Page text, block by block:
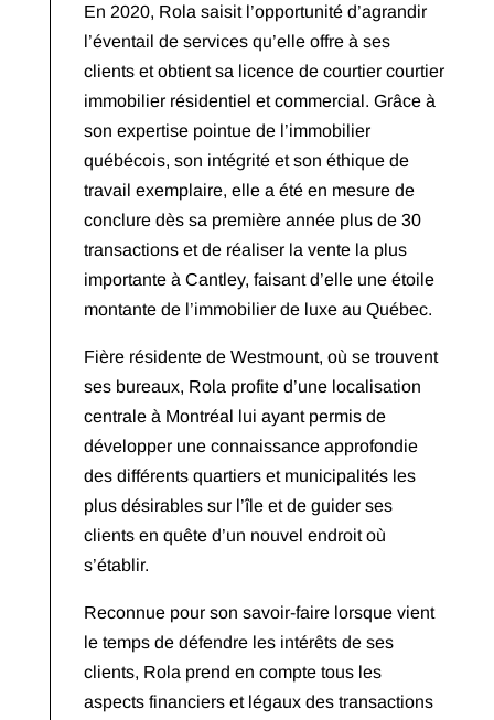
En 2020, Rola saisit l’opportunité d’agrandir
l’éventail de services qu’elle offre à ses
clients et obtient sa licence de courtier courtier
immobilier résidentiel et commercial. Grâce à
son expertise pointue de l’immobilier
québécois, son intégrité et son éthique de
travail exemplaire, elle a été en mesure de
conclure dès sa première année plus de 30
transactions et de réaliser la vente la plus
importante à Cantley, faisant d’elle une étoile
montante de l’immobilier de luxe au Québec.
Fière résidente de Westmount, où se trouvent
ses bureaux, Rola profite d’une localisation
centrale à Montréal lui ayant permis de
développer une connaissance approfondie
des différents quartiers et municipalités les
plus désirables sur l’île et de guider ses
clients en quête d’un nouvel endroit où
s’établir.
Reconnue pour son savoir-faire lorsque vient
le temps de défendre les intérêts de ses
clients, Rola prend en compte tous les
aspects financiers et légaux des transactions